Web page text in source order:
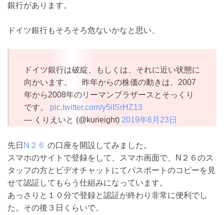
銀行があります。
ドイツ銀行もそろそろ危ないかなと思い、
ドイツ銀行は破綻、もしくは、それに近い状態に
向かいます。 昨年からの株価の動きは、2007
年から2008年のリーマンブラザースとそっくり
です。 pic.twitter.com/y5iISrHZ13
— くりえいと (@kurieight) 2019年6月23日
先日 N２６ の口座を開設してみました。
スマホのサイトで登録をして、スマホ画面で、N２６のス
タッフの方とビデオチャットにてパスポートのコピーを見
せて認証してもらう仕組みになっています。
あっさりと１０分で登録と認証が終わり非常に便利でし
た。その後３日くらいで、